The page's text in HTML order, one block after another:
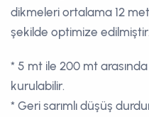
dikmeleri ortalama 12
şekilde optimize edilmiştir.
* 5 mt ile 200 mt
kurulabilir.
* Geri sarımlı düşüş